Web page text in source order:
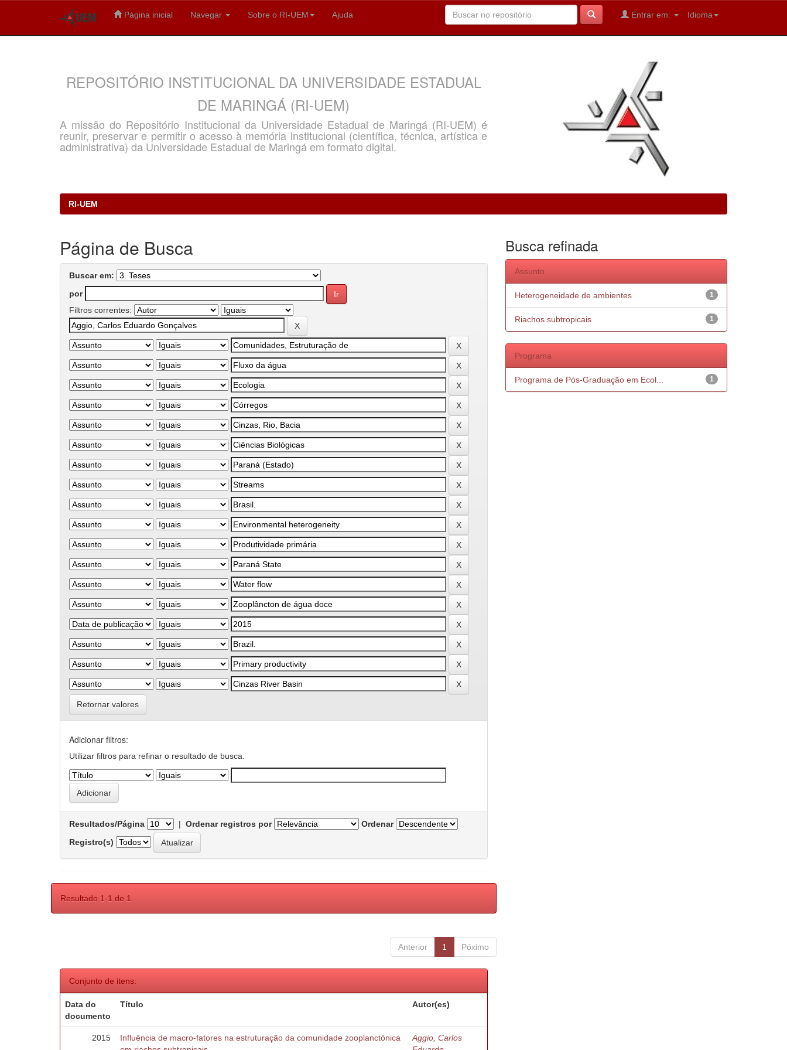
Página inicial Navegar Sobre o RI-UEM Ajuda Idioma
Entrar em:
REPOSITÓRIO INSTITUCIONAL DA UNIVERSIDADE ESTADUAL
DE MARINGÁ (RI-UEM)
A missão do Repositório Institucional da Universidade Estadual de Maringá (RI-UEM) é
reunir, preservar e permitir o acesso à memória institucional (científica, técnica, artística e
administrativa) da Universidade Estadual de Maringá em formato digital.
RI-UEM
Página de Busca
Buscar em:
por
Filtros correntes:
Retornar valores
Adicionar filtros:
Utilizar filtros para refinar o resultado de busca.
Resultados/Página | Ordenar registros por
Ordenar
Registro(s)
Resultado 1-1 de 1.
Anterior 1 Póximo
Conjunto de itens:
Data do
documento
Título Autor(es)
2015
Influência de macro-fatores na estruturação da comunidade zooplanctônica
Aggio, Carlos
Busca refinada
Assunto
1
Heterogeneidade de ambientes
1
Riachos subtropicais
Programa
1
Programa de Pós-Graduação em Ecol...